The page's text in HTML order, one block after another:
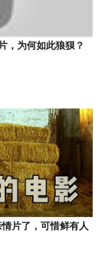
，为何如此狼狈？
片了，可惜鲜有人